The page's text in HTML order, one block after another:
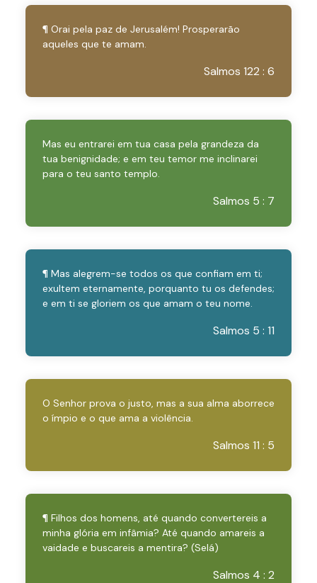
¶ Orai pela paz de Jerusalém! Prosperarão
aqueles que te amam.
Salmos 122 : 6
Mas eu entrarei em tua casa pela grandeza da
tua benignidade; e em teu temor me inclinarei
para o teu santo templo.
Salmos 5 : 7
¶ Mas alegrem-se todos os que confiam em ti;
exultem eternamente, porquanto tu os defendes;
e em ti se gloriem os que amam o teu nome.
Salmos 5 : 11
O Senhor prova o justo, mas a sua alma aborrece
o ímpio e o que ama a violência.
Salmos 11 : 5
¶ Filhos dos homens, até quando convertereis a
minha glória em infâmia? Até quando amareis a
vaidade e buscareis a mentira? (Selá)
Salmos 4 : 2